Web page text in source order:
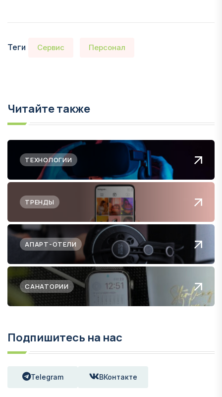
Теги Сервис Персонал
Читайте также
ТЕХНОЛОГИИ
ТРЕНДЫ
АПАРТ-ОТЕЛИ
САНАТОРИИ
Подпишитесь на нас
Telegram ВКонтакте